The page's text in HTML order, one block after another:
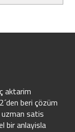
aktarim
beri çözüm
satis
bir anlayisla